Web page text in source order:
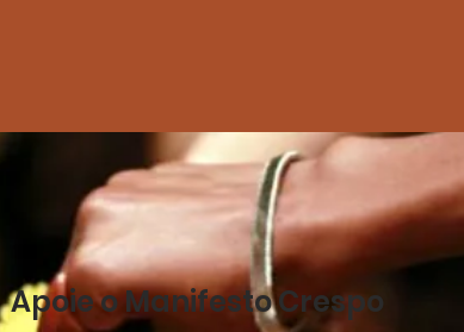
Apoie o Manifesto Crespo